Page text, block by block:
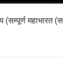
महाभारत